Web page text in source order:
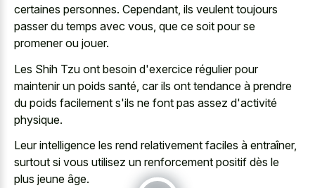
certaines personnes. Cependant, ils veulent toujours
passer du temps avec vous, que ce soit pour se
promener ou jouer.
Les Shih Tzu ont besoin d'exercice régulier pour
maintenir un poids santé, car ils ont tendance à prendre
du poids facilement s'ils ne font pas assez d'activité
physique.
Leur intelligence les rend relativement faciles à entraîner,
surtout si vous utilisez un renforcement positif dès le
plus jeune âge.